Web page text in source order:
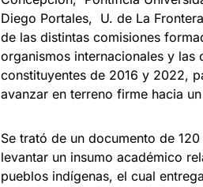
Diego Portales, U. de La
de las distintas comisiones
organismos internacionales y
constituyentes de 2016 y 2022,
avanzar en terreno firme hacia
Se trató de un documento de
levantar un insumo académico
pueblos indígenas, el cual